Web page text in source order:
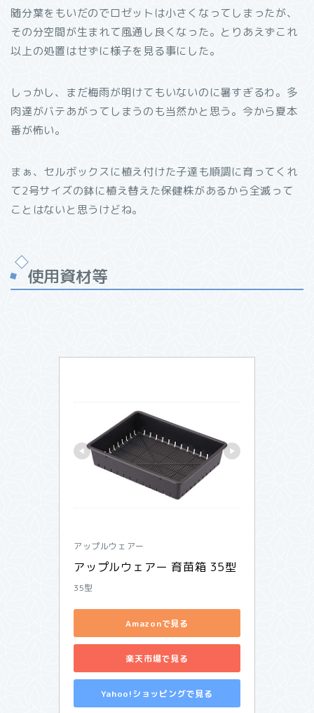
随分葉をもいだのでロゼットは小さくなってしまったが、
その分空間が生まれて風通し良くなった。とりあえずこれ
以上の処置はせずに様子を見る事にした。
しっかし、まだ梅雨が明けてもいないのに暑すぎるわ。多
肉達がバテあがってしまうのも当然かと思う。今から夏本
番が怖い。
まぁ、セルボックスに植え付けた子達も順調に育ってくれ
て2号サイズの鉢に植え替えた保健株があるから全滅って
ことはないと思うけどね。
使用資材等
アップルウェアー
アップルウェアー 育苗箱 35型
35型
Amazonで見る
楽天市場で見る
Yahoo!ショッピングで見る